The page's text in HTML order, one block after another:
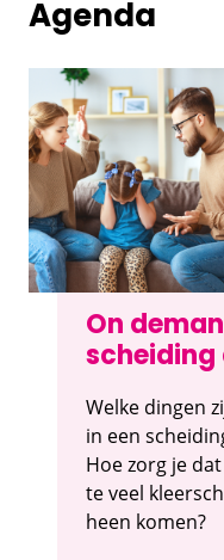
Agenda
On
scheiding
Welke dingen
in een
Hoe zorg je
te veel
heen komen?